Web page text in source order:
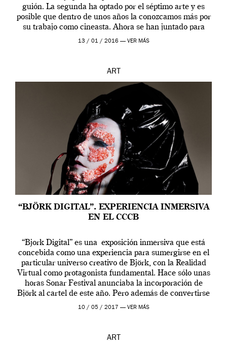
guión. La segunda ha optado por el séptimo arte y es
posible que dentro de unos años la conozcamos más por
su trabajo como cineasta. Ahora se han juntado para
contarnos una […]
13 / 01 / 2016 — VER MÁS
ART
“BJÖRK DIGITAL”. EXPERIENCIA INMERSIVA
EN EL CCCB
“Bjork Digital” es una exposición inmersiva que está
concebida como una experiencia para sumergirse en el
particular universo creativo de Björk, con la Realidad
Virtual como protagonista fundamental. Hace sólo unas
horas Sonar Festival anunciaba la incorporación de
Björk al cartel de este año. Pero además de convertirse
en una de las actuaciones más relevantes […]
10 / 05 / 2017 — VER MÁS
ART